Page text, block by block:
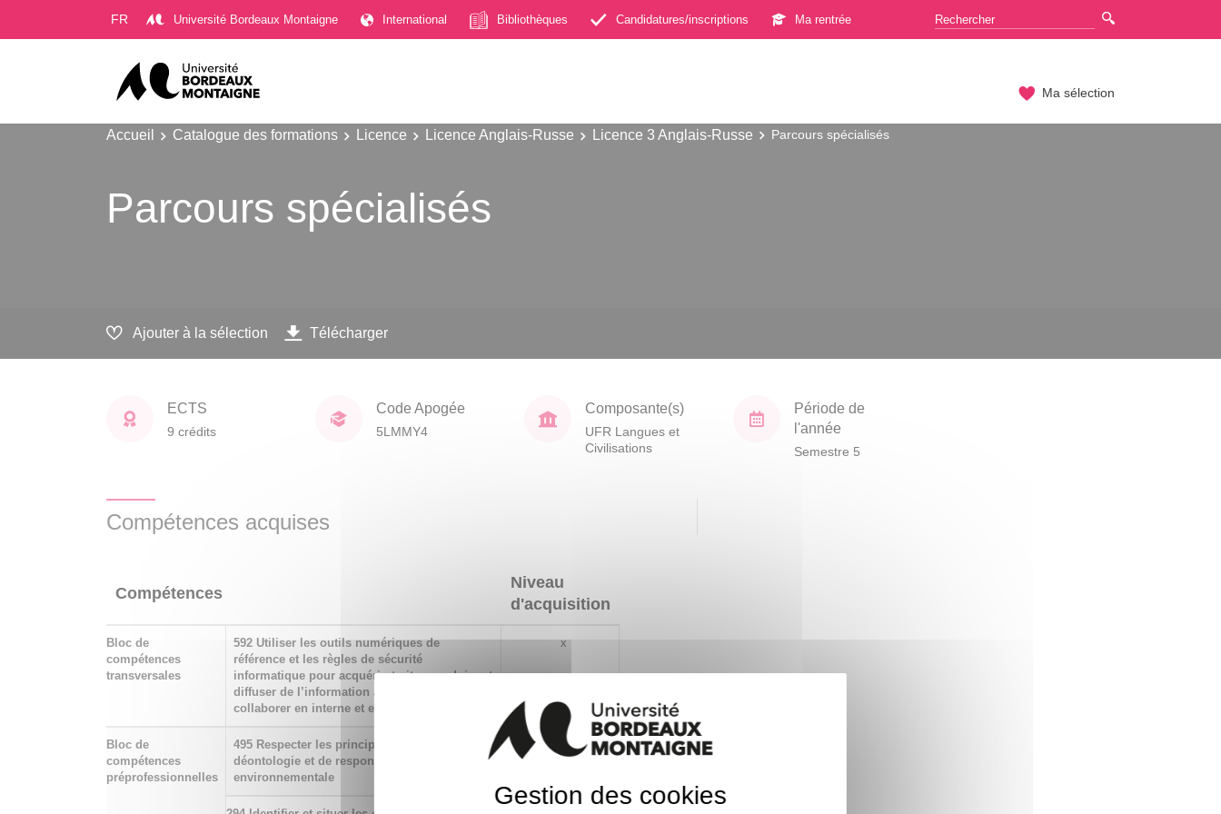
FR Université Bordeaux Montaigne International Bibliothèques Candidatures/inscriptions Ma rentrée
Ma sélection
Accueil Catalogue des formations Licence Licence Anglais-Russe Licence 3 Anglais-Russe Parcours spécialisés
Parcours spécialisés
Ajouter à la sélection Télécharger
ECTS
9 crédits
Code Apogée
5LMMY4
Composante(s)
UFR Langues et
Civilisations
Période de
l'année
Semestre 5
Compétences acquises
Compétences
Niveau
d'acquisition
Bloc de
compétences
transversales
592 Utiliser les outils numériques de
référence et les règles de sécurité
informatique pour acquérir, traiter, produire et
diffuser de l’information ainsi que pour
collaborer en interne et en externe
x
Bloc de
compétences
préprofessionnelles
495 Respecter les principes d’éthique, de
déontologie et de responsabilité
environnementale
x
Gestion des cookies